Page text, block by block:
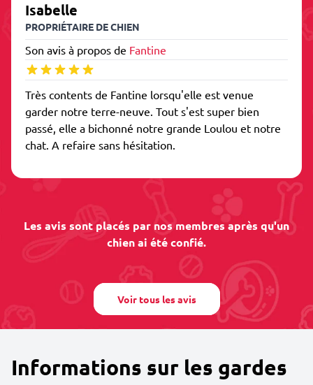
Isabelle
PROPRIÉTAIRE DE CHIEN
Son avis à propos de Fantine
Très contents de Fantine lorsqu'elle est venue
garder notre terre-neuve. Tout s'est super bien
passé, elle a bichonné notre grande Loulou et notre
chat. A refaire sans hésitation.
Les avis sont placés par nos membres après qu'un
chien ai été confié.
Voir tous les avis
Informations sur les gardes